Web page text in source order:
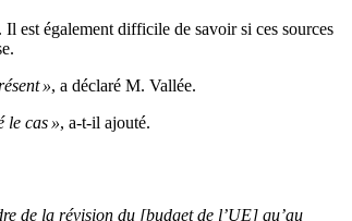
est également difficile de savoir si ces sources
», a déclaré M. Vallée.
le cas », a-t-il ajouté.
de la révision du [budget de l’UE] qu’au